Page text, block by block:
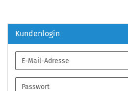
Kundenlogin
E-
Mail-
Adresse
Passwort